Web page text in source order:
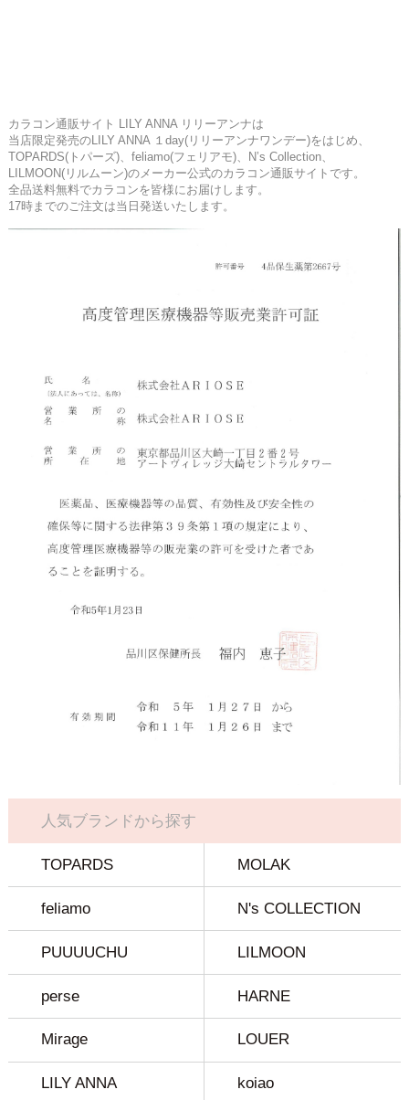
カラコン通販サイト LILY ANNA リリーアンナは
当店限定発売のLILY ANNA １day(リリーアンナワンデー)をはじめ、
TOPARDS(トパーズ)、feliamo(フェリアモ)、N’s Collection、
LILMOON(リルムーン)のメーカー公式のカラコン通販サイトです。
全品送料無料でカラコンを皆様にお届けします。
17時までのご注文は当日発送いたします。
人気ブランドから探す
TOPARDS MOLAK
feliamo N's COLLECTION
PUUUUCHU LILMOON
perse HARNE
Mirage LOUER
LILY ANNA koiao